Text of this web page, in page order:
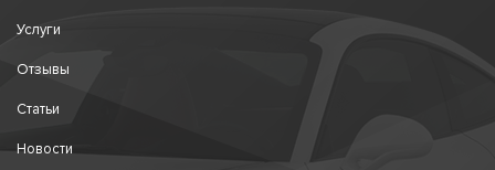
Услуги
Отзывы
Статьи
Новости